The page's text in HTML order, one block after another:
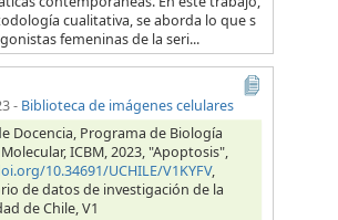
cualitativa, se aborda lo que s
femeninas de la seri...
- Biblioteca de imágenes celulares
Docencia, Programa de Biología
ICBM, 2023, "Apoptosis",
10.34691/UCHILE/V1KYFV,
de datos de investigación de la
de Chile, V1